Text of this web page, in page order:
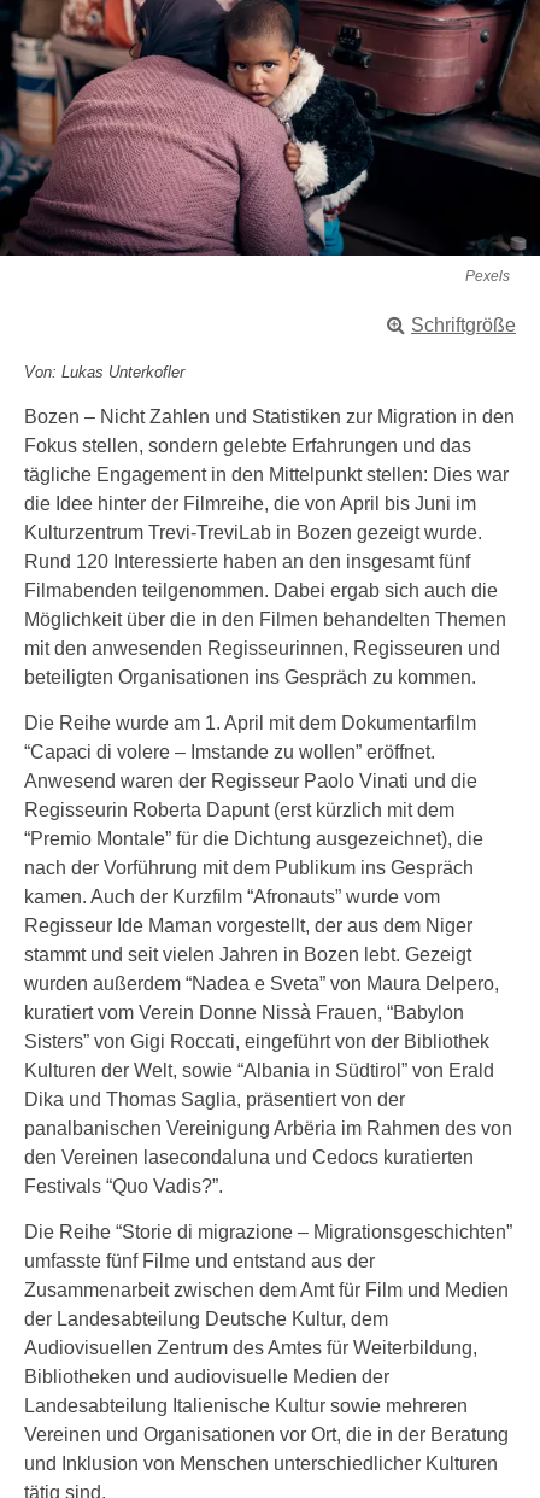
Pexels
Schriftgröße
Von: Lukas Unterkofler
Bozen – Nicht Zahlen und Statistiken zur Migration in den
Fokus stellen, sondern gelebte Erfahrungen und das
tägliche Engagement in den Mittelpunkt stellen: Dies war
die Idee hinter der Filmreihe, die von April bis Juni im
Kulturzentrum Trevi-TreviLab in Bozen gezeigt wurde.
Rund 120 Interessierte haben an den insgesamt fünf
Filmabenden teilgenommen. Dabei ergab sich auch die
Möglichkeit über die in den Filmen behandelten Themen
mit den anwesenden Regisseurinnen, Regisseuren und
beteiligten Organisationen ins Gespräch zu kommen.
Die Reihe wurde am 1. April mit dem Dokumentarfilm
“Capaci di volere – Imstande zu wollen” eröffnet.
Anwesend waren der Regisseur Paolo Vinati und die
Regisseurin Roberta Dapunt (erst kürzlich mit dem
“Premio Montale” für die Dichtung ausgezeichnet), die
nach der Vorführung mit dem Publikum ins Gespräch
kamen. Auch der Kurzfilm “Afronauts” wurde vom
Regisseur Ide Maman vorgestellt, der aus dem Niger
stammt und seit vielen Jahren in Bozen lebt. Gezeigt
wurden außerdem “Nadea e Sveta” von Maura Delpero,
kuratiert vom Verein Donne Nissà Frauen, “Babylon
Sisters” von Gigi Roccati, eingeführt von der Bibliothek
Kulturen der Welt, sowie “Albania in Südtirol” von Erald
Dika und Thomas Saglia, präsentiert von der
panalbanischen Vereinigung Arbëria im Rahmen des von
den Vereinen lasecondaluna und Cedocs kuratierten
Festivals “Quo Vadis?”.
Die Reihe “Storie di migrazione – Migrationsgeschichten”
umfasste fünf Filme und entstand aus der
Zusammenarbeit zwischen dem Amt für Film und Medien
der Landesabteilung Deutsche Kultur, dem
Audiovisuellen Zentrum des Amtes für Weiterbildung,
Bibliotheken und audiovisuelle Medien der
Landesabteilung Italienische Kultur sowie mehreren
Vereinen und Organisationen vor Ort, die in der Beratung
und Inklusion von Menschen unterschiedlicher Kulturen
tätig sind.